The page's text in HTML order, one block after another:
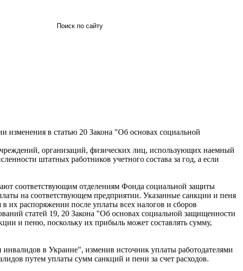
изменения в статью 20 Закона "Об основах социальной
организаций, физических лиц, использующих наемный
штатных работников учетного состава за год, а если
соответствующим отделениям Фонда социальной защиты
на соответствующем предприятии. Указанные санкции и пеня
их распоряжении после уплаты всех налогов и сборов
статей 19, 20 Закона "Об основах социальной защищенности
и пеню, поскольку их прибыль может составлять сумму,
в Украине", изменив источник уплаты работодателями
путем уплаты сумм санкций и пени за счет расходов.